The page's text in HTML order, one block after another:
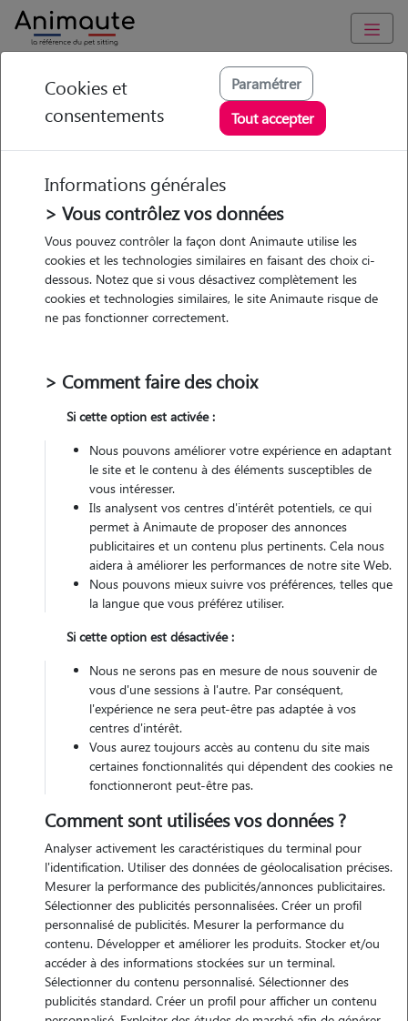
Animaute Auvergne-Rhône-Alpes Rhône/Anse
Celia - Petsitter à
Anse
• 25 ans
Véhiculé
Gardes réalisées
Contacter
L'envoi d'une demande est sans engagement
Motivation
bonjour, je m'appelle celia et j'habite à anse. cela fait maintenant 5
ans que je travaille en tant qu'assistante vétérinaire je suis donc apte
à donner des médicaments, faire des injections ( pour les
diabétiques), etc
Cookies et
consentements
Paramétrer
Tout accepter
Informations générales
> Vous contrôlez vos données
Vous pouvez contrôler la façon dont Animaute utilise les
cookies et les technologies similaires en faisant des choix ci-
dessous. Notez que si vous désactivez complètement les
cookies et technologies similaires, le site Animaute risque de
ne pas fonctionner correctement.
> Comment faire des choix
Si cette option est activée :
Nous pouvons améliorer votre expérience en adaptant
le site et le contenu à des éléments susceptibles de
vous intéresser.
Ils analysent vos centres d'intérêt potentiels, ce qui
permet à Animaute de proposer des annonces
publicitaires et un contenu plus pertinents. Cela nous
aidera à améliorer les performances de notre site Web.
Nous pouvons mieux suivre vos préférences, telles que
la langue que vous préférez utiliser.
Si cette option est désactivée :
Nous ne serons pas en mesure de nous souvenir de
vous d'une sessions à l'autre. Par conséquent,
l'expérience ne sera peut-être pas adaptée à vos
centres d'intérêt.
Vous aurez toujours accès au contenu du site mais
certaines fonctionnalités qui dépendent des cookies ne
fonctionneront peut-être pas.
Comment sont utilisées vos données ?
Analyser activement les caractéristiques du terminal pour
l'identification. Utiliser des données de géolocalisation précises.
Mesurer la performance des publicités/annonces publicitaires.
Sélectionner des publicités personnalisées. Créer un profil
personnalisé de publicités. Mesurer la performance du
contenu. Développer et améliorer les produits. Stocker et/ou
accéder à des informations stockées sur un terminal.
Sélectionner du contenu personnalisé. Sélectionner des
publicités standard. Créer un profil pour afficher un contenu